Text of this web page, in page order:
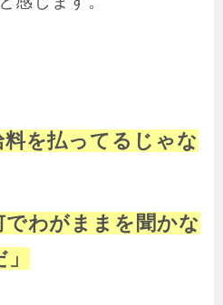
料を払ってるじゃな
でわがままを聞かな